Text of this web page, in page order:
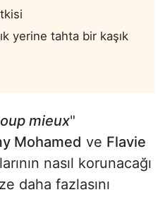
yerine tahta bir kaşık
mieux"
Mohamed ve Flavie
nasıl korunacağı
daha fazlasını